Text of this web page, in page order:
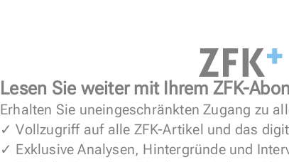
Lesen Sie weiter mit Ihrem ZFK-
Erhalten Sie uneingeschränkten Zugang zu
✓ Vollzugriff auf alle ZFK-Artikel und das
✓ Exklusive Analysen, Hintergründe und